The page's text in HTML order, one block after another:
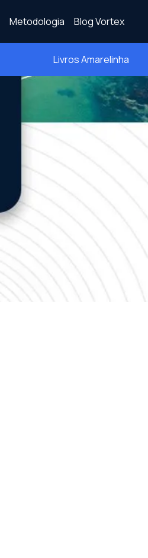
Metodologia Blog Vortex
Livros Amarelinha